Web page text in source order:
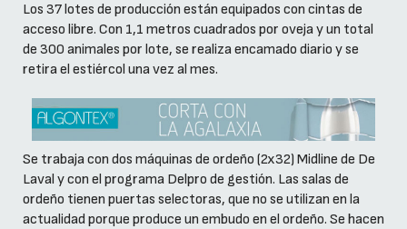
Los 37 lotes de producción están equipados con cintas de
acceso libre. Con 1,1 metros cuadrados por oveja y un total
de 300 animales por lote, se realiza encamado diario y se
retira el estiércol una vez al mes.
Se trabaja con dos máquinas de ordeño (2x32) Midline de De
Laval y con el programa Delpro de gestión. Las salas de
ordeño tienen puertas selectoras, que no se utilizan en la
actualidad porque produce un embudo en el ordeño. Se hacen